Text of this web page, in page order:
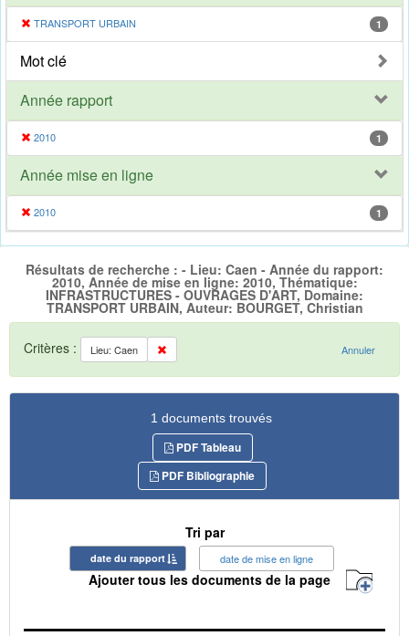
TRANSPORT URBAIN 1
Mot clé
Année rapport
2010 1
Année mise en ligne
2010 1
Résultats de recherche : - Lieu: Caen - Année du rapport:
2010, Année de mise en ligne: 2010, Thématique:
INFRASTRUCTURES - OUVRAGES D'ART, Domaine:
TRANSPORT URBAIN, Auteur: BOURGET, Christian
Critères : Lieu: Caen Annuler
1 documents trouvés
PDF Tableau
PDF Bibliographie
Tri par
date du rapport date de mise en ligne
Ajouter tous les documents de la page